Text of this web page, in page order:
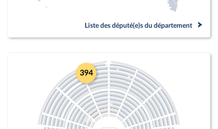
Liste des député(e)s du département
394